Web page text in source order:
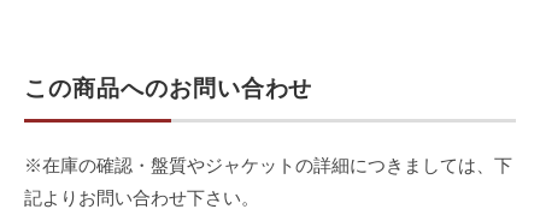
この商品へのお問い合わせ
※在庫の確認・盤質やジャケットの詳細につきましては、下
記よりお問い合わせ下さい。